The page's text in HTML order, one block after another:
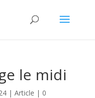
le midi
| Article | 0